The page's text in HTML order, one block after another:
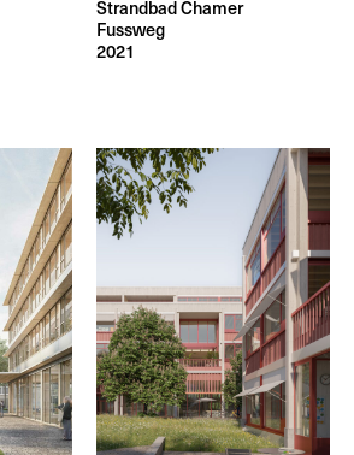
Strandbad Chamer
Fussweg
2021